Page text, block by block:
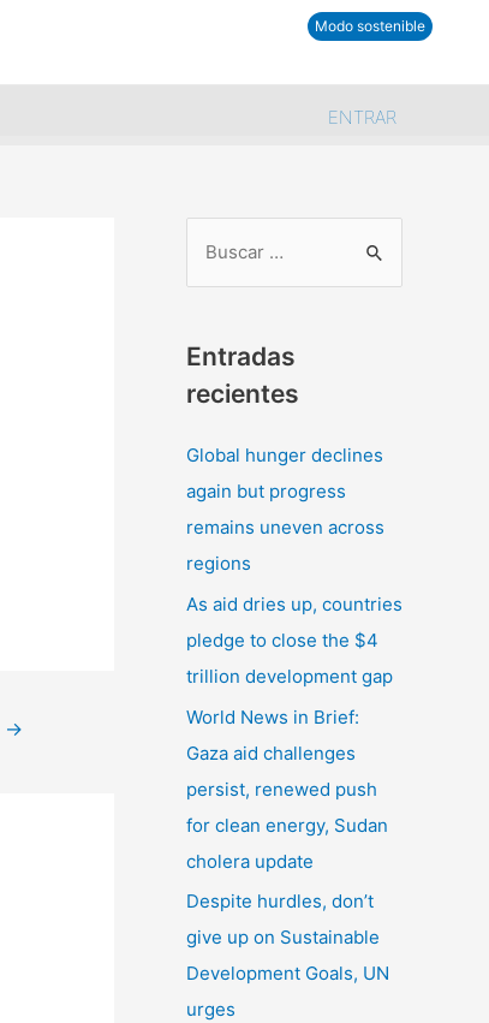
Modo sostenible
ENTRAR
→
u
c
a
Entradas
recientes
Global hunger declines
again but progress
remains uneven across
regions
As aid dries up, countries
pledge to close the $4
trillion development gap
World News in Brief:
Gaza aid challenges
persist, renewed push
for clean energy, Sudan
cholera update
Despite hurdles, don’t
give up on Sustainable
Development Goals, UN
urges